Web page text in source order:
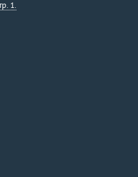
1.